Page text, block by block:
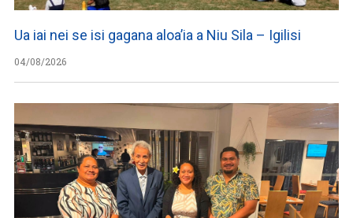
Ua iai nei se isi gagana aloa’ia a Niu Sila – Igilisi
04/08/2026